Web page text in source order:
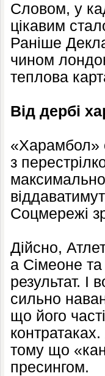
Словом, у
цікавим
Раніше
чином
теплова
Від дербі
«Харамбол»
з
Соцмережі
Дійсно,
а Сімеоне та
результат. І
сильно
що його
тому що
пресингом.